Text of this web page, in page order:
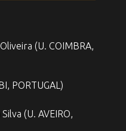
(U. COIMBRA,
PORTUGAL)
(U. AVEIRO,